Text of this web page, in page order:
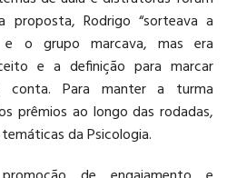
proposta, Rodrigo “sorteava a
e o grupo marcava, mas era
e a definição para marcar
conta. Para manter a turma
prêmios ao longo das rodadas,
da Psicologia.